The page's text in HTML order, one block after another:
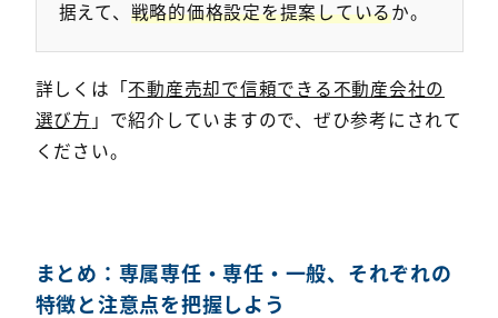
据えて、 戦略的価格設定を提案しているか。
詳しくは「 不動産売却で信頼できる不動産会社の
選び方 」で紹介していますので、ぜひ参考にされて
ください。
まとめ：専属専任・専任・一般、それぞれの
特徴と注意点を把握しよう